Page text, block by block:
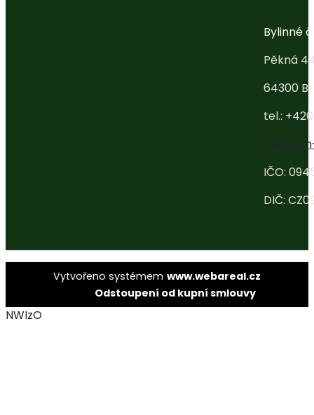
Bylinné
Pěkná
64300
tel.:
IČO:
DIČ:
Vytvořeno systémem www.webareal.cz
Odstoupení od kupní smlouvy
NWIzO